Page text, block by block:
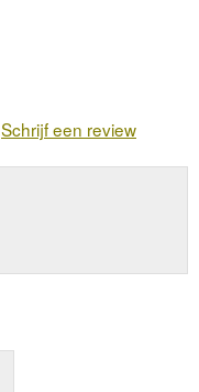
Schrijf een review